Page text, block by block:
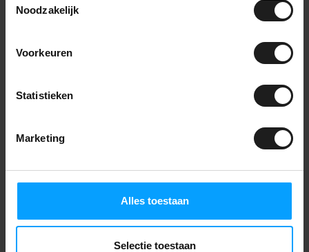
Noodzakelijk
Voorkeuren
Statistieken
Marketing
Alles toestaan
Selectie toestaan
Wir beraten Sie gerne! Rufen Sie
oder
Zuletzt angesehen
BESTES ANGEBOT
-2%